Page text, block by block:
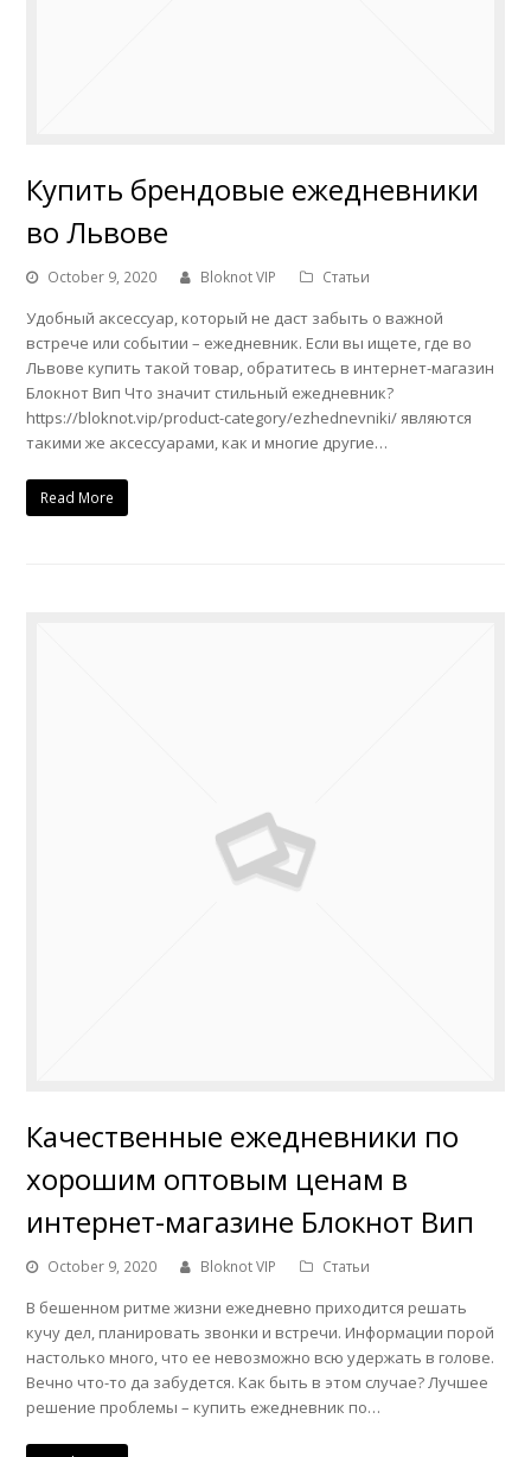
Купить брендовые ежедневники
во Львове
October 9, 2020 Bloknot VIP Статьи
Удобный аксессуар, который не даст забыть о важной
встрече или событии – ежедневник. Если вы ищете, где во
Львове купить такой товар, обратитесь в интернет-магазин
Блокнот Вип Что значит стильный ежедневник?
https://bloknot.vip/product-category/ezhednevniki/ являются
такими же аксессуарами, как и многие другие…
Read More
Качественные ежедневники по
хорошим оптовым ценам в
интернет-магазине Блокнот Вип
October 9, 2020 Bloknot VIP Статьи
В бешенном ритме жизни ежедневно приходится решать
кучу дел, планировать звонки и встречи. Информации порой
настолько много, что ее невозможно всю удержать в голове.
Вечно что-то да забудется. Как быть в этом случае? Лучшее
решение проблемы – купить ежедневник по…